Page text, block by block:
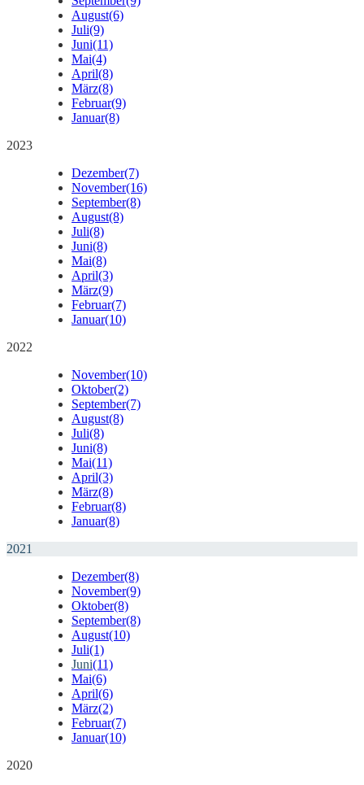
August(6)
Juli(9)
Juni(11)
Mai(4)
April(8)
März(8)
Februar(9)
Januar(8)
2023
Dezember(7)
November(16)
September(8)
August(8)
Juli(8)
Juni(8)
Mai(8)
April(3)
März(9)
Februar(7)
Januar(10)
2022
November(10)
Oktober(2)
September(7)
August(8)
Juli(8)
Juni(8)
Mai(11)
April(3)
März(8)
Februar(8)
Januar(8)
2021
Dezember(8)
November(9)
Oktober(8)
September(8)
August(10)
Juli(1)
Juni(11)
Mai(6)
April(6)
März(2)
Februar(7)
Januar(10)
2020